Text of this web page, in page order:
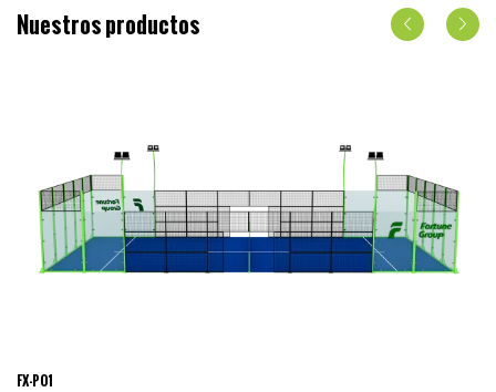
Nuestros productos
FX-P01